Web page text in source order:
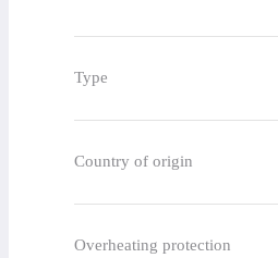
Type
Country of origin
Overheating protection